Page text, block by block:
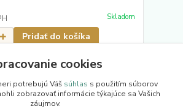
Skladom
Pridať do košíka
cookies
potrebujú Váš súhlas s použitím súborov
zobrazovať informácie týkajúce sa Vašich
záujmov.